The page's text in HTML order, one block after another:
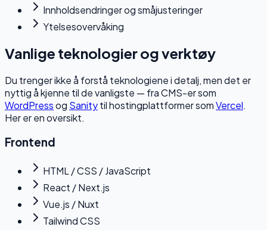
Innholdsendringer og småjusteringer
Ytelsesovervåking
Vanlige teknologier og verktøy
Du trenger ikke å forstå teknologiene i detalj, men det er
nyttig å kjenne til de vanligste — fra CMS-er som
WordPressog Sanitytil hostingplattformer somVercel.
Her er en oversikt.
Frontend
HTML / CSS / JavaScript
React / Next.js
Vue.js / Nuxt
Tailwind CSS